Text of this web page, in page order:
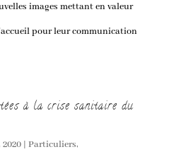
images mettant en valeur
pour leur communication
à la crise sanitaire du
| Particuliers,